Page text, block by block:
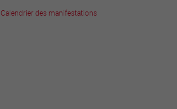
Calendrier des manifestations